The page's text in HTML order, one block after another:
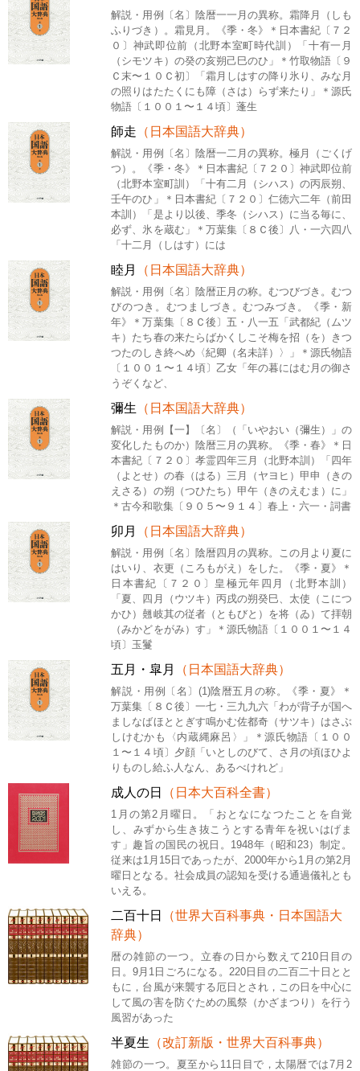
解説・用例〔名〕陰暦一一月の異称。霜降月（しも
ふりづき）。霜見月。《季・冬》＊日本書紀〔７２
０〕神武即位前（北野本室町時代訓）「十有一月
（シモツキ）の癸の亥朔己巳のひ」＊竹取物語〔９
Ｃ末〜１０Ｃ初〕「霜月しはすの降り氷り、みな月
の照りはたたくにも障（さは）らず来たり」＊源氏
物語〔１００１〜１４頃〕蓬生
師走 （日本国語大辞典）
解説・用例〔名〕陰暦一二月の異称。極月（ごくげ
つ）。《季・冬》＊日本書紀〔７２０〕神武即位前
（北野本室町訓）「十有二月（シハス）の丙辰朔、
壬午のひ」＊日本書紀〔７２０〕仁徳六二年（前田
本訓）「是より以後、季冬（シハス）に当る毎に、
必ず、氷を蔵む」＊万葉集〔８Ｃ後〕八・一六四八
「十二月（しはす）には
睦月 （日本国語大辞典）
解説・用例〔名〕陰暦正月の称。むつびづき。むつ
びのつき。むつましづき。むつみづき。《季・新
年》＊万葉集〔８Ｃ後〕五・八一五「武都紀（ムツ
キ）たち春の来たらばかくしこそ梅を招（を）きつ
つたのしき終へめ〈紀卿（名未詳）〉」＊源氏物語
〔１００１〜１４頃〕乙女「年の暮にはむ月の御さ
うぞくなど、
彌生 （日本国語大辞典）
解説・用例【一】〔名〕（「いやおい（彌生）」の
変化したものか）陰暦三月の異称。《季・春》＊日
本書紀〔７２０〕孝霊四年三月（北野本訓）「四年
（よとせ）の春（はる）三月（ヤヨヒ）甲申（きの
えさる）の朔（つひたち）甲午（きのえむま）に」
＊古今和歌集〔９０５〜９１４〕春上・六一・詞書
卯月 （日本国語大辞典）
解説・用例〔名〕陰暦四月の異称。この月より夏に
はいり、衣更（ころもがえ）をした。《季・夏》＊
日本書紀〔７２０〕皇極元年四月（北野本訓）
「夏、四月（ウツキ）丙戌の朔癸巳、太使（こにつ
かひ）翹岐其の従者（ともびと）を将（ゐ）て拝朝
（みかどをがみ）す」＊源氏物語〔１００１〜１４
頃〕玉鬘
五月・皐月 （日本国語大辞典）
解説・用例〔名〕(1)陰暦五月の称。《季・夏》＊
万葉集〔８Ｃ後〕一七・三九九六「わが背子が国へ
ましなばほととぎす鳴かむ佐都奇（サツキ）はさぶ
しけむかも〈内蔵縄麻呂〉」＊源氏物語〔１００
１〜１４頃〕夕顔「いとしのびて、さ月の頃ほひよ
りものし給ふ人なん、あるべけれど」
成人の日 （日本大百科全書）
1月の第2月曜日。「おとなになつたことを自覚
し、みずから生き抜こうとする青年を祝いはげま
す」趣旨の国民の祝日。1948年（昭和23）制定。
従来は1月15日であったが、2000年から1月の第2月
曜日となる。社会成員の認知を受ける通過儀礼とも
いえる。
二百十日
（世界大百科事典・日本国語大
辞典）
暦の雑節の一つ。立春の日から数えて210日目の
日。9月1日ごろになる。220日目の二百二十日とと
もに，台風が来襲する厄日とされ，この日を中心に
して風の害を防ぐための風祭（かざまつり）を行う
風習があった
半夏生 （改訂新版・世界大百科事典）
雑節の一つ。夏至から11日目で，太陽暦では7月2